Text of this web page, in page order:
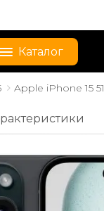
Каталог
Apple iPhone 15